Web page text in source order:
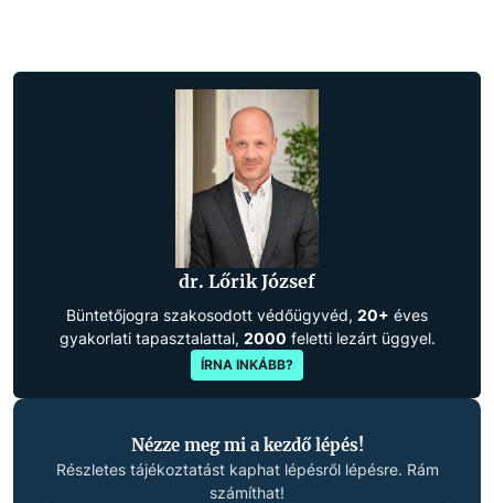
dr. Lőrik József
Büntetőjogra szakosodott védőügyvéd, 20+ éves
gyakorlati tapasztalattal, 2000 feletti lezárt üggyel.
ÍRNA INKÁBB?
Nézze meg mi a kezdő lépés!
Részletes tájékoztatást kaphat lépésről lépésre. Rám
számíthat!